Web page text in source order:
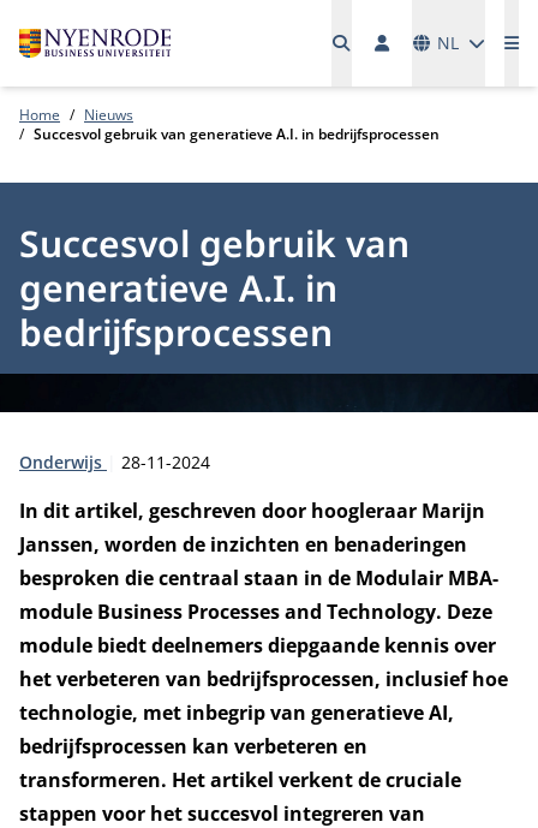
NL
Home
Nieuws
Succesvol gebruik van generatieve A.I. in bedrijfsprocessen
Succesvol gebruik van
generatieve A.I. in
bedrijfsprocessen
Type:
Onderwijs Publicatiedatum:
28-11-2024
In dit artikel, geschreven door hoogleraar Marijn
Janssen, worden de inzichten en benaderingen
besproken die centraal staan in de Modulair MBA-
module Business Processes and Technology. Deze
module biedt deelnemers diepgaande kennis over
het verbeteren van bedrijfsprocessen, inclusief hoe
technologie, met inbegrip van generatieve AI,
bedrijfsprocessen kan verbeteren en
transformeren. Het artikel verkent de cruciale
stappen voor het succesvol integreren van